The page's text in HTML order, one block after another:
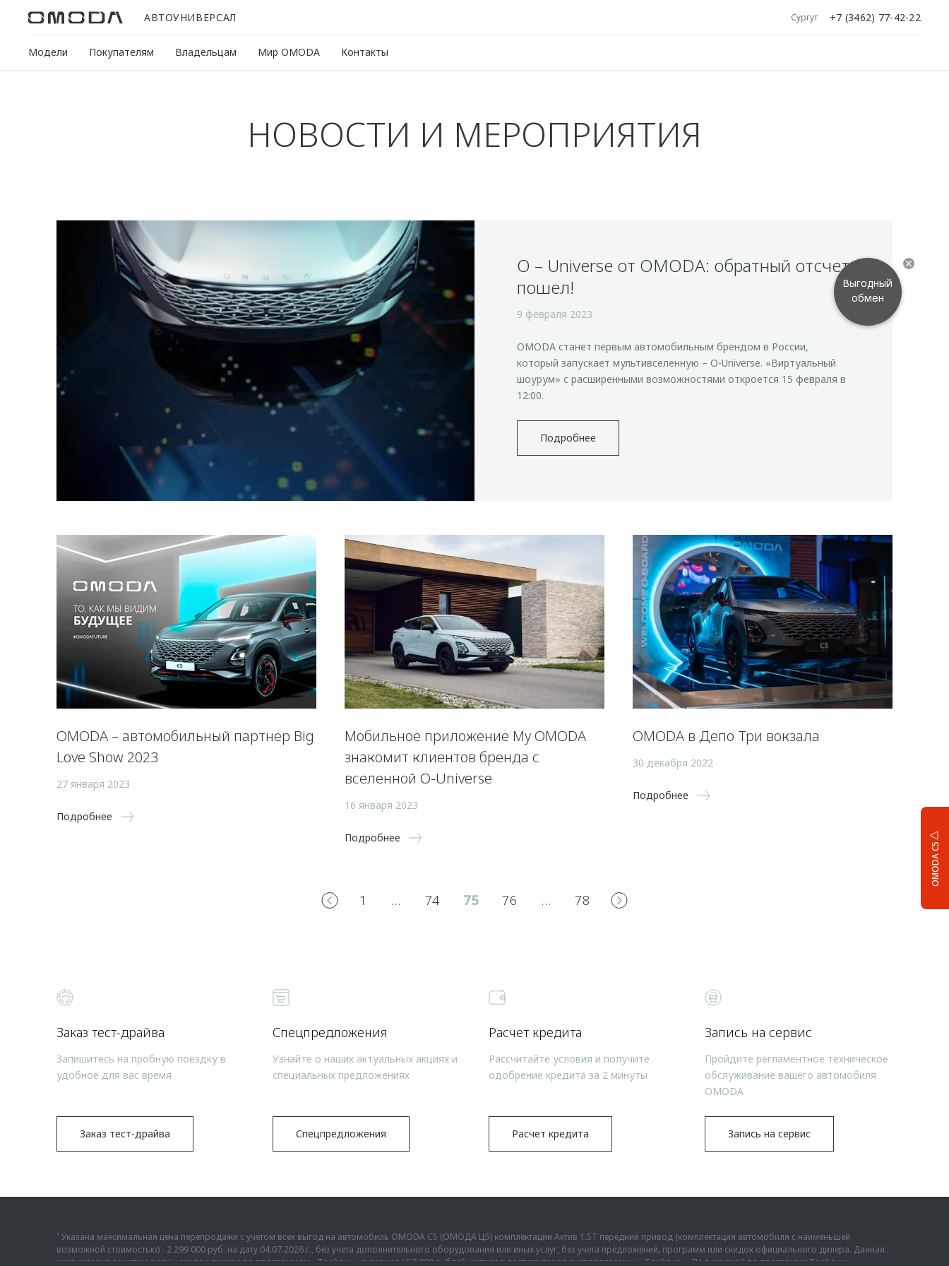
АВТОУНИВЕРСАЛ Сургут +7 (3462) 77-42-22
Модели Покупателям Владельцам Мир OMODA Контакты
OMODA C5
НОВОСТИ И МЕРОПРИЯТИЯ
O – Universe от OMODA: обратный отсчет
пошел!
9 февраля 2023
OMODA станет первым автомобильным брендом в России,
который запускает мультивселенную – O-Universe. «Виртуальный
шоурум» с расширенными возможностями откроется 15 февраля в
12:00.
Подробнее
OMODA – автомобильный партнер Big
Love Show 2023
27 января 2023
Подробнее
Мобильное приложение My OMODA
знакомит клиентов бренда с
вселенной O-Universe
16 января 2023
Подробнее
OMODA в Депо Три вокзала
30 декабря 2022
Подробнее
1 … 74 75 76 … 78
Заказ тест-драйва
Запишитесь на пробную поездку в
удобное для вас время
Заказ тест-драйва
Спецпредложения
Узнайте о наших актуальных акциях и
специальных предложениях
Спецпредложения
Расчет кредита
Рассчитайте условия и получите
одобрение кредита за 2 минуты
Расчет кредита
Запись на сервис
Пройдите регламентное техническое
обслуживание вашего автомобиля
OMODA
Запись на сервис
¹ Указана максимальная цена перепродажи с учетом всех выгод на автомобиль OMODA C5 (ОМОДА Ц5) комплектации Актив 1.5Т передний привод (комплектация автомобиля с наименьшей
возможной стоимостью) - 2 299 000 руб. на дату 04.07.2026 г., без учета дополнительного оборудования или иных услуг, без учета предложений, программ или скидок официального дилера. Данная
цена указана с учетом суммы скидок дилера по программам «Трейд-ин» в размере 50 000 рублей, которая достигается за счет программы «Трейд-ин». Под скидкой по программе Трейд-ин
Выгодный
обмен